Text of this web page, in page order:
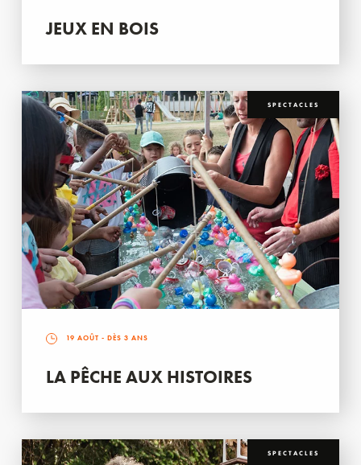
JEUX EN BOIS
SPECTACLES
19 AOÛT - DÈS 3 ANS
LA PÊCHE AUX HISTOIRES
SPECTACLES